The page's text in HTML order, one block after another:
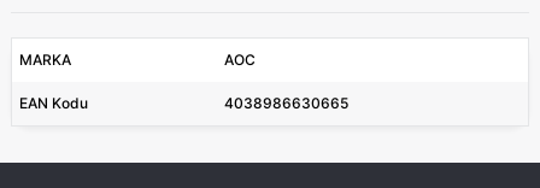
MARKA AOC
EAN Kodu 4038986630665